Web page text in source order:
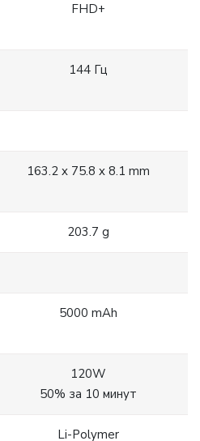
FHD+
144 Гц
163.2 x 75.8 x 8.1 mm
203.7 g
5000 mAh
120W
50% за 10 минут
Li-Polymer